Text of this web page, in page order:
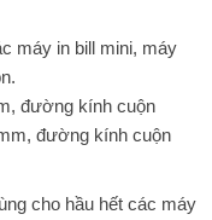
máy in bill mini, máy
đường kính cuộn
đường kính cuộn
cho hầu hết các máy